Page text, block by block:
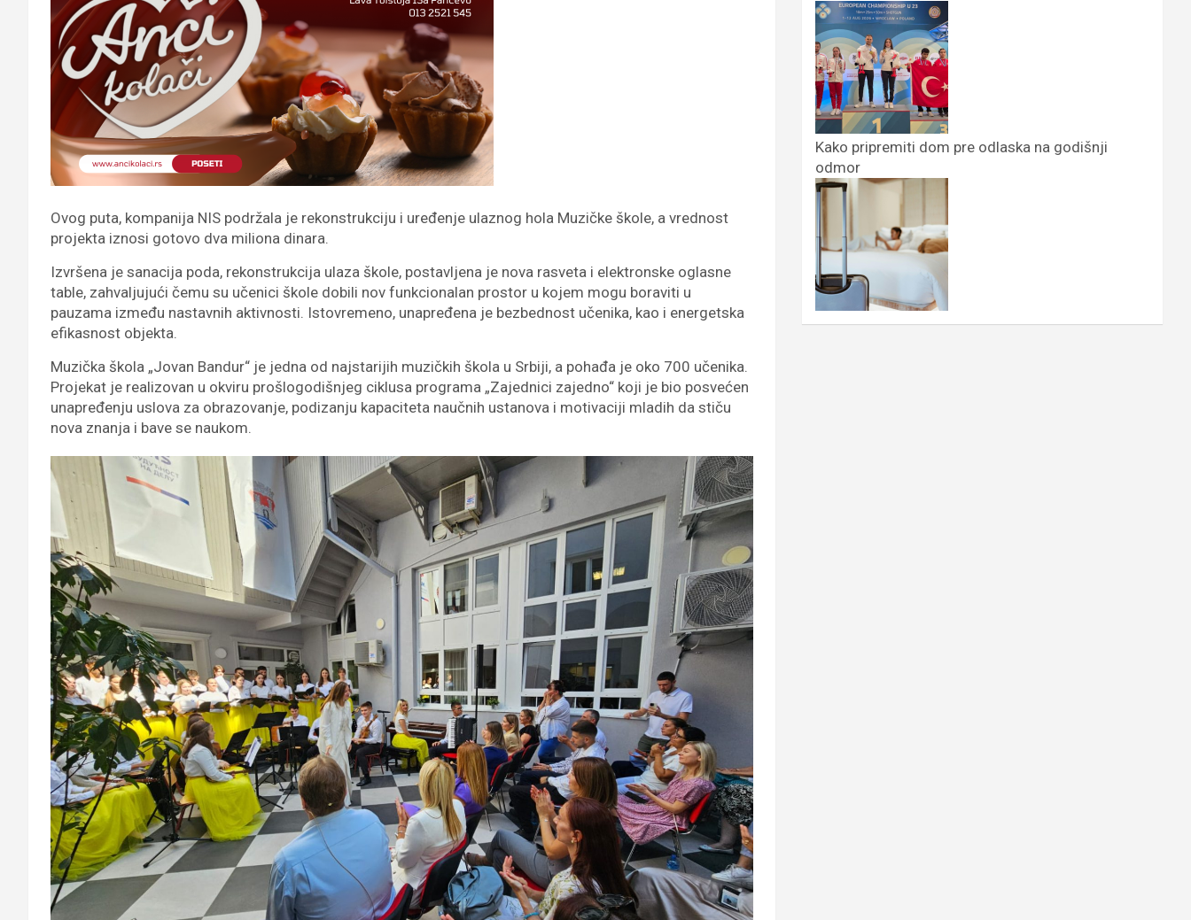
Ovog puta, kompanija NIS podržala je rekonstrukciju i uređenje ulaznog hola Muzičke škole, a vrednost
projekta iznosi gotovo dva miliona dinara.
Izvršena je sanacija poda, rekonstrukcija ulaza škole, postavljena je nova rasveta i elektronske oglasne
table, zahvaljujući čemu su učenici škole dobili nov funkcionalan prostor u kojem mogu boraviti u
pauzama između nastavnih aktivnosti. Istovremeno, unapređena je bezbednost učenika, kao i energetska
efikasnost objekta.
Muzička škola „Jovan Bandur“ je jedna od najstarijih muzičkih škola u Srbiji, a pohađa je oko 700 učenika.
Projekat je realizovan u okviru prošlogodišnjeg ciklusa programa „Zajednici zajedno“ koji je bio posvećen
unapređenju uslova za obrazovanje, podizanju kapaciteta naučnih ustanova i motivaciji mladih da stiču
nova znanja i bave se naukom.
Kako pripremiti dom pre odlaska na godišnji
odmor